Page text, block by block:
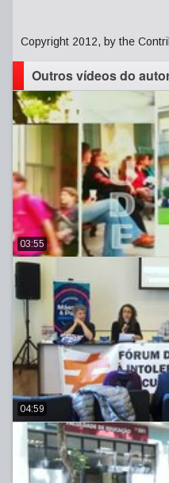
Copyright 2012, by the
Outros vídeos do
03:55
04:59